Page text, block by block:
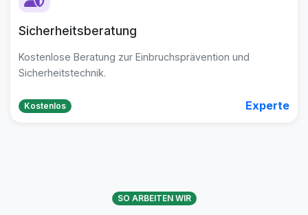
Sicherheitsberatung
Kostenlose Beratung zur Einbruchsprävention und
Sicherheitstechnik.
Kostenlos Experte
SO ARBEITEN WIR